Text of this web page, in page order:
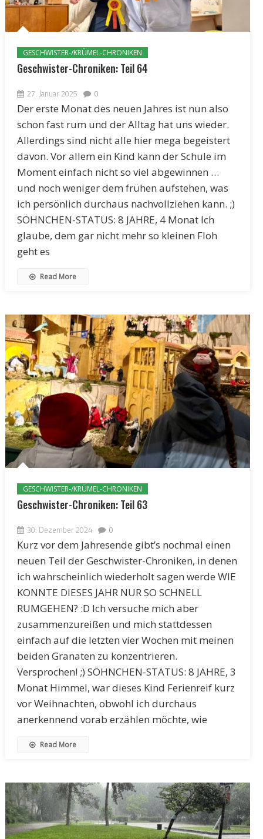
GESCHWISTER-/KRÜMEL-CHRONIKEN
Geschwister-Chroniken: Teil 64
27. Januar 2025 0
Der erste Monat des neuen Jahres ist nun also
schon fast rum und der Alltag hat uns wieder.
Allerdings sind nicht alle hier mega begeistert
davon. Vor allem ein Kind kann der Schule im
Moment einfach nicht so viel abgewinnen …
und noch weniger dem frühen aufstehen, was
ich persönlich durchaus nachvollziehen kann. ;)
SÖHNCHEN-STATUS: 8 JAHRE, 4 Monat Ich
glaube, dem gar nicht mehr so kleinen Floh
geht es
Read More
GESCHWISTER-/KRÜMEL-CHRONIKEN
Geschwister-Chroniken: Teil 63
30. Dezember 2024 0
Kurz vor dem Jahresende gibt’s nochmal einen
neuen Teil der Geschwister-Chroniken, in denen
ich wahrscheinlich wiederholt sagen werde WIE
KONNTE DIESES JAHR NUR SO SCHNELL
RUMGEHEN? :D Ich versuche mich aber
zusammenzureißen und mich stattdessen
einfach auf die letzten vier Wochen mit meinen
beiden Granaten zu konzentrieren.
Versprochen! ;) SÖHNCHEN-STATUS: 8 JAHRE, 3
Monat Himmel, war dieses Kind Ferienreif kurz
vor Weihnachten, obwohl ich durchaus
anerkennend vorab erzählen möchte, wie
Read More